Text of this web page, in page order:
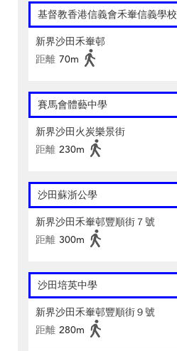
基督教香港信義會禾輋信義學校
新界沙田禾輋邨
距離 70m
賽馬會體藝中學
新界沙田火炭樂景街
距離 230m
沙田蘇浙公學
新界沙田禾輋邨豐順街７號
距離 300m
沙田培英中學
新界沙田禾輋邨豐順街９號
距離 280m